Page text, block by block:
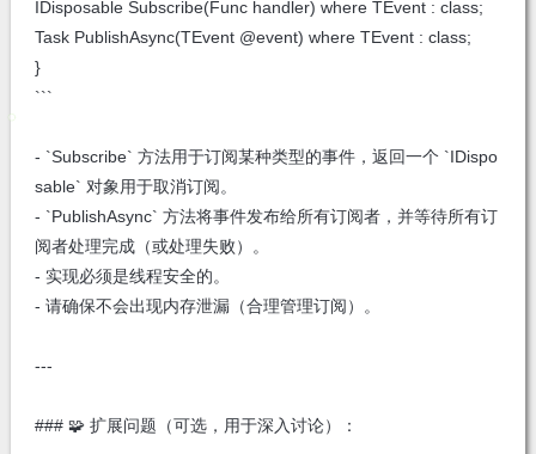
IDisposable Subscribe(Funchandler) where TEvent : class;
Task PublishAsync(TEvent @event) where TEvent : class;
}
```
- `Subscribe` 方法用于订阅某种类型的事件，返回一个 `IDispo
sable` 对象用于取消订阅。
- `PublishAsync` 方法将事件发布给所有订阅者，并等待所有订
阅者处理完成（或处理失败）。
- 实现必须是线程安全的。
- 请确保不会出现内存泄漏（合理管理订阅）。
---
### 🧩 扩展问题（可选，用于深入讨论）：